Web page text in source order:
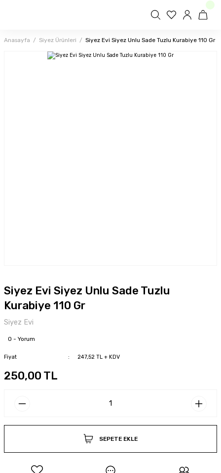
Anasayfa Siyez Ürünleri Siyez Evi Siyez Unlu Sade Tuzlu Kurabiye 110 Gr
Siyez Evi Siyez Unlu Sade Tuzlu
Kurabiye 110 Gr
Siyez Evi
0 - Yorum
Fiyat 247,52 TL + KDV
250,00 TL
SEPETE EKLE